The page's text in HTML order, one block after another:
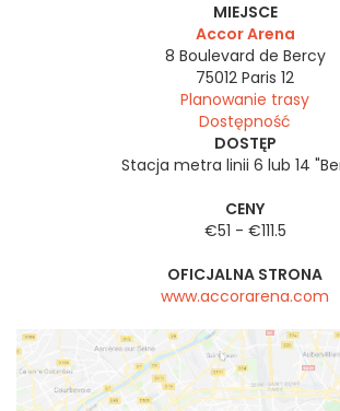
MIEJSCE
Accor Arena
8 Boulevard de Bercy
75012 Paris 12
Planowanie trasy
Dostępność
DOSTĘP
Stacja metra linii 6 lub 14
CENY
€51 - €111.5
OFICJALNA STRONA
www.accorarena.com